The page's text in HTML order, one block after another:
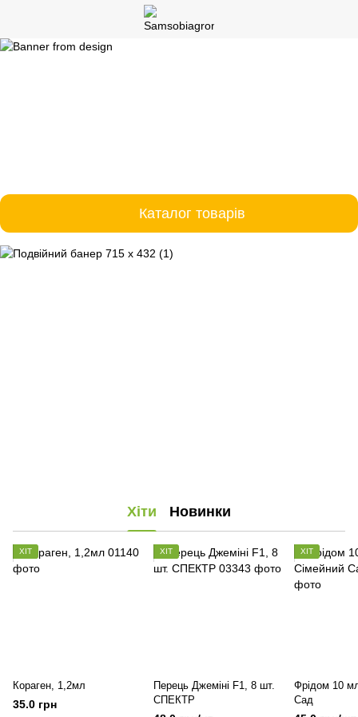
Каталог товарів
Хіти Новинки
ХІТ
Кораген, 1,2мл
35.0 грн
ХІТ
Перець Джеміні F1, 8 шт.
СПЕКТР
ХІТ
Фрідом 10
Сад